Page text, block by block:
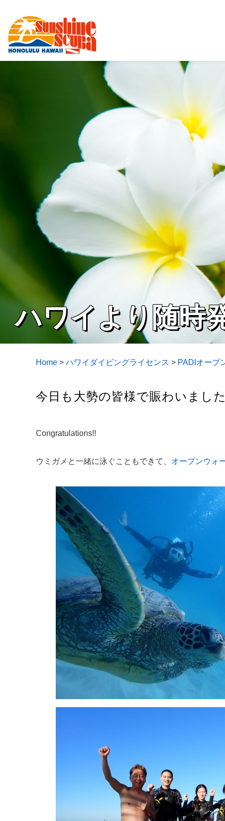
ハワイより随時
Home > ハワイダイビングライセンス > PADIオープ
今日も大勢の皆様で賑わいまし
Congratulations!!
ウミガメと一緒に泳ぐこともできて、 オープンウォ